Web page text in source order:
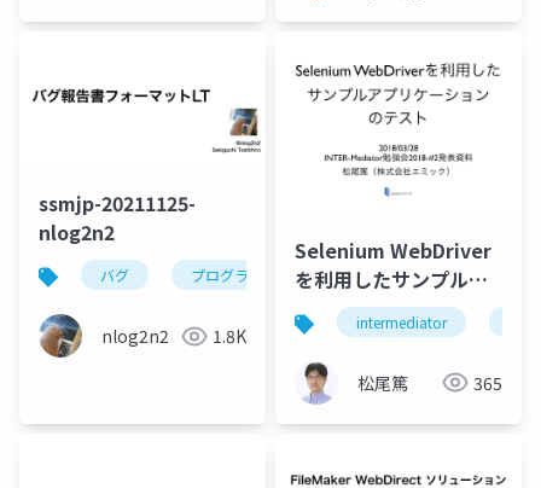
ssmjp-20211125-
nlog2n2
バグ プログラム ソフトウェア ソフトウ
nlog2n2 1.8K
Selenium WebDriver
を利用したサンプルア
プリケーションのテス
ト
intermediator
松尾篤 365